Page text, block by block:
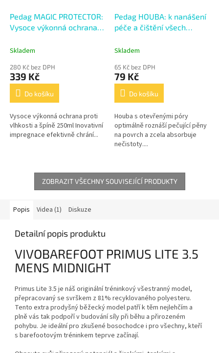
Pedag MAGIC PROTECTOR:
Vysoce výkonná ochrana
Skladem
280 Kč bez DPH
339 Kč
Do košíku
Vysoce výkonná ochrana proti
vlhkosti a špíně 250ml Inovativní
impregnace efektivně chrání...
Pedag HOUBA: k nanášení
péče a čištění všech
Skladem
65 Kč bez DPH
79 Kč
Do košíku
Houba s otevřenými póry
optimálně roznáší pečující pěny
na povrch a zcela absorbuje
nečistoty....
ZOBRAZIT VŠECHNY SOUVISEJÍCÍ PRODUKTY
Popis Videa (1) Diskuze
Detailní popis produktu
VIVOBAREFOOT PRIMUS LITE 3.5
MENS MIDNIGHT
Primus Lite 3.5 je náš originální tréninkový všestranný model,
přepracovaný se svrškem z 81% recyklovaného polyesteru.
Tento extra prodyšný běžecký model patří k těm nejlehčím a
plně vás tak podpoří v budování síly při běhu a přirozeném
pohybu. Je ideální pro zkušené bosochodce i pro všechny, kteří
s barefootovým tréninkem teprve začínají.